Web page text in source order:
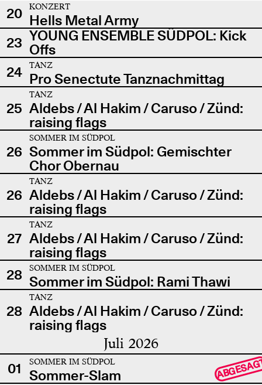
20
KONZERT
Hells Metal Army
23 YOUNG ENSEMBLE SÜDPOL: Kick
Offs
24
TANZ
Pro Senectute Tanznachmittag
25
TANZ
Aldebs / Al Hakim / Caruso / Zünd:
raising flags
26
SOMMER IM SÜDPOL
Sommer im Südpol: Gemischter
Chor Obernau
26
TANZ
Aldebs / Al Hakim / Caruso / Zünd:
raising flags
27
TANZ
Aldebs / Al Hakim / Caruso / Zünd:
raising flags
28
SOMMER IM SÜDPOL
Sommer im Südpol: Rami Thawi
28
TANZ
Aldebs / Al Hakim / Caruso / Zünd:
raising flags
Juli 2026
01 SOMMER IM SÜDPOL
Sommer-Slam